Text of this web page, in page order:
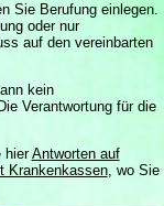
Sie Berufung einlegen.
oder nur
auf den vereinbarten
kein
Verantwortung für die
hierAntworten auf
Krankenkassen, wo Sie